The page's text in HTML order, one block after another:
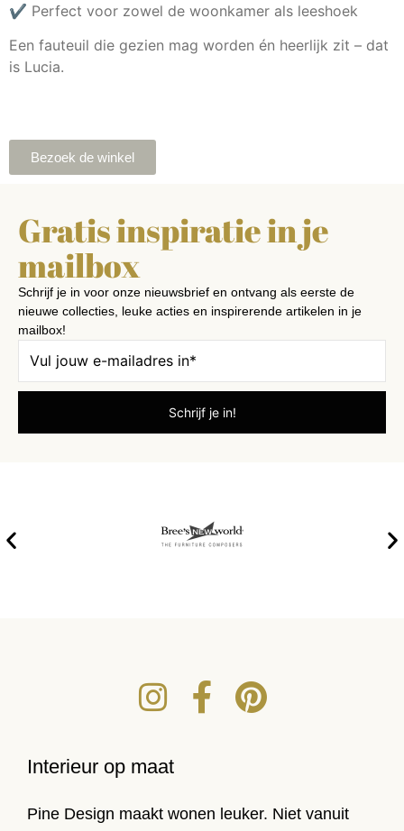
✔️ Perfect voor zowel de woonkamer als leeshoek
Een fauteuil die gezien mag worden én heerlijk zit – dat
is Lucia.
Bezoek de winkel
Gratis inspiratie in je
mailbox
Schrijf je in voor onze nieuwsbrief en ontvang als eerste de
nieuwe collecties, leuke acties en inspirerende artikelen in je
mailbox!
Interieur op maat
Pine Design maakt wonen leuker. Niet vanuit